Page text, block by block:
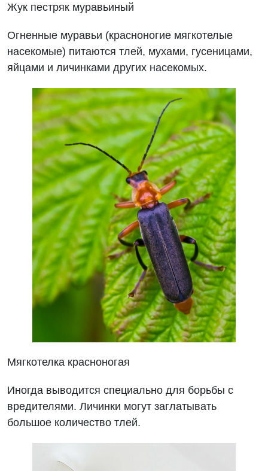
Жук пестряк муравьиный
Огненные муравьи (красноногие мягкотелые
насекомые) питаются тлей, мухами, гусеницами,
яйцами и личинками других насекомых.
Мягкотелка красноногая
Иногда выводится специально для борьбы с
вредителями. Личинки могут заглатывать
большое количество тлей.